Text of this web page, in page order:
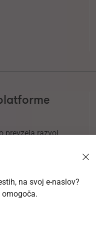
prevzela razvoj
na svoj e-naslov?